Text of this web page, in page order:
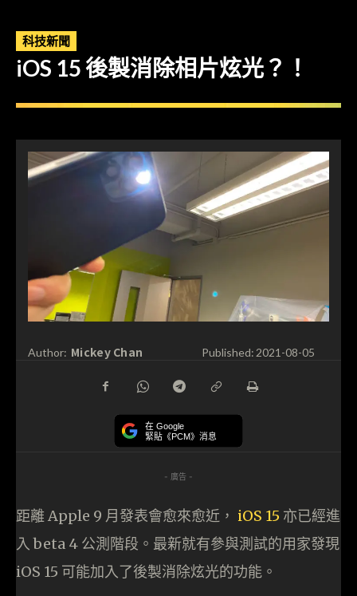
科技新聞
iOS 15 後製消除相片炫光？！
Author: Mickey Chan Published: 2021-08-05
在 Google
緊貼《PCM》消息
- 廣告 -
距離 Apple 9 月發表會愈來愈近， iOS 15 亦已經進
入 beta 4 公測階段。最新就有參與測試的用家發現
iOS 15 可能加入了後製消除炫光的功能。